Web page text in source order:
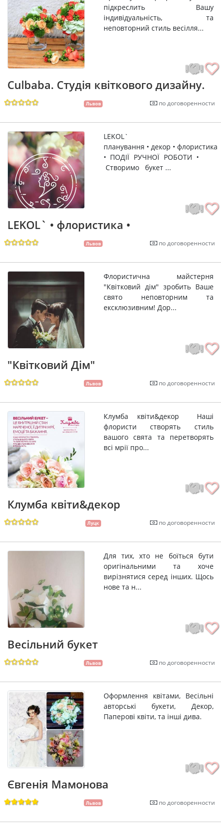
підкреслить Вашу
індивідуальність, та
неповторний стиль весілля...
Culbaba. Студія квіткового дизайну.
Львов по договоренности
LEKOL`
планування • декор • флористика
• ПОДІЇ РУЧНОЇ РОБОТИ •
Створимо букет ...
LEKOL` • флористика •
Львов по договоренности
Флористична майстерня
"Квітковий дім" зробить Ваше
свято неповторним та
ексклюзивним! Дор...
"Квітковий Дім"
Львов по договоренности
Клумба квіти&декор Наші
флористи створять стиль
вашого свята та перетворять
всі мрії про...
Клумба квіти&декор
Луцк по договоренности
Для тих, хто не боїться бути
оригінальними та хоче
вирізнятися серед інших. Щось
нове та н...
Весільний букет
Львов по договоренности
Оформлення квітами, Весільні
авторські букети, Декор,
Паперові квіти, та інші дива.
Євгенія Мамонова
Львов по договоренности